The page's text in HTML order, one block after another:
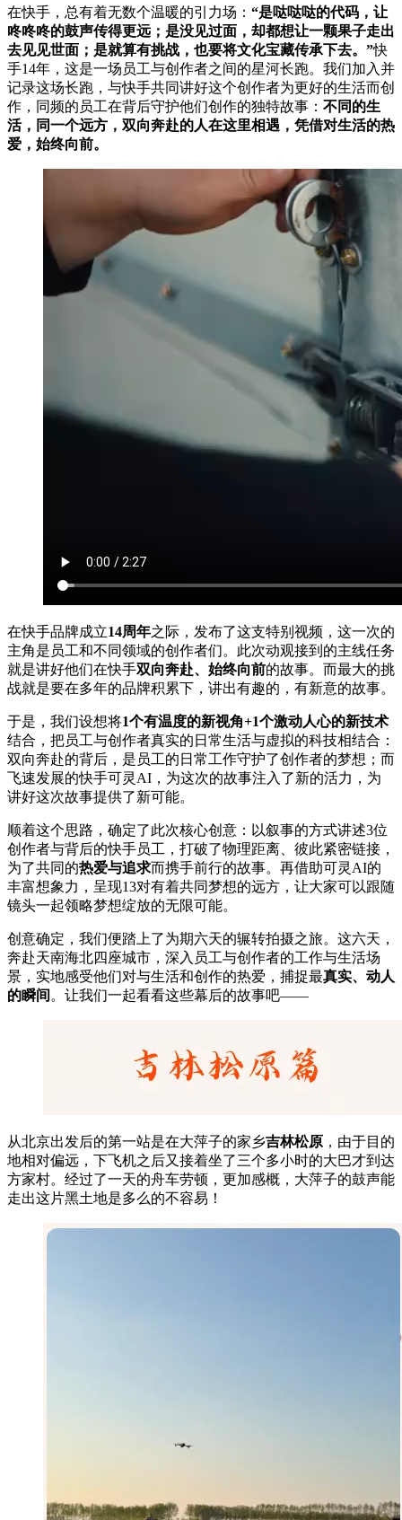
在快手，总有着无数个温暖的引力场： “是哒哒哒的代码，让
咚咚咚的鼓声传得更远；是没见过面，却都想让一颗果子走出
去见见世面；是就算有挑战，也要将文化宝藏传承下去。”快
手14年，这是一场员工与创作者之间的星河长跑。我们加入并
记录这场长跑，与快手共同讲好这个创作者为更好的生活而创
作，同频的员工在背后守护他们创作的独特故事： 不同的生
活，同一个远方，双向奔赴的人在这里相遇，凭借对生活的热
爱，始终向前。
在快手品牌成立14周年之际，发布了这支特别视频，这一次的
主角是员工和不同领域的创作者们。此次动观接到的主线任务
就是讲好他们在快手双向奔赴、始终向前的故事。而最大的挑
战就是要在多年的品牌积累下，讲出有趣的，有新意的故事。
于是，我们设想将1个有温度的新视角+1个激动人心的新技术
结合，把员工与创作者真实的日常生活与虚拟的科技相结合：
双向奔赴的背后，是员工的日常工作守护了创作者的梦想；而
飞速发展的快手可灵AI，为这次的故事注入了新的活力，为
讲好这次故事提供了新可能。
顺着这个思路，确定了此次核心创意：以叙事的方式讲述3位
创作者与背后的快手员工，打破了物理距离、彼此紧密链接，
为了共同的热爱与追求而携手前行的故事。再借助可灵AI的
丰富想象力，呈现13对有着共同梦想的远方，让大家可以跟随
镜头一起领略梦想绽放的无限可能。
创意确定，我们便踏上了为期六天的辗转拍摄之旅。这六天，
奔赴天南海北四座城市，深入员工与创作者的工作与生活场
景，实地感受他们对与生活和创作的热爱，捕捉最真实、动人
的瞬间 。让我们一起看看这些幕后的故事吧——
从北京出发后的第一站是在大萍子的家乡吉林松原 ，由于目的
地相对偏远，下飞机之后又接着坐了三个多小时的大巴才到达
方家村。经过了一天的舟车劳顿，更加感概，大萍子的鼓声能
走出这片黑土地是多么的不容易！